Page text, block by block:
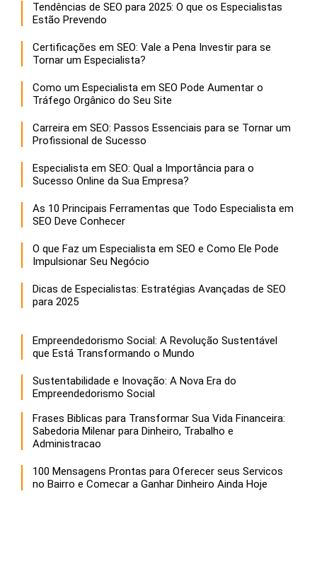
Tendências de SEO para 2025: O que os Especialistas
Estão Prevendo
Certificações em SEO: Vale a Pena Investir para se
Tornar um Especialista?
Como um Especialista em SEO Pode Aumentar o
Tráfego Orgânico do Seu Site
Carreira em SEO: Passos Essenciais para se Tornar um
Profissional de Sucesso
Especialista em SEO: Qual a Importância para o
Sucesso Online da Sua Empresa?
As 10 Principais Ferramentas que Todo Especialista em
SEO Deve Conhecer
O que Faz um Especialista em SEO e Como Ele Pode
Impulsionar Seu Negócio
Dicas de Especialistas: Estratégias Avançadas de SEO
para 2025
Empreendedorismo Social: A Revolução Sustentável
que Está Transformando o Mundo
Sustentabilidade e Inovação: A Nova Era do
Empreendedorismo Social
Frases Biblicas para Transformar Sua Vida Financeira:
Sabedoria Milenar para Dinheiro, Trabalho e
Administracao
100 Mensagens Prontas para Oferecer seus Servicos
no Bairro e Comecar a Ganhar Dinheiro Ainda Hoje